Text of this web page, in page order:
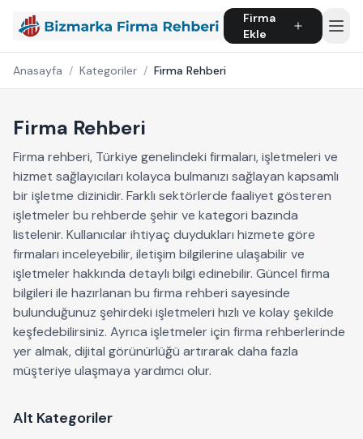
Firma
Ekle
Anasayfa / Kategoriler / Firma Rehberi
Firma Rehberi
Firma rehberi, Türkiye genelindeki firmaları, işletmeleri ve
hizmet sağlayıcıları kolayca bulmanızı sağlayan kapsamlı
bir işletme dizinidir. Farklı sektörlerde faaliyet gösteren
işletmeler bu rehberde şehir ve kategori bazında
listelenir. Kullanıcılar ihtiyaç duydukları hizmete göre
firmaları inceleyebilir, iletişim bilgilerine ulaşabilir ve
işletmeler hakkında detaylı bilgi edinebilir. Güncel firma
bilgileri ile hazırlanan bu firma rehberi sayesinde
bulunduğunuz şehirdeki işletmeleri hızlı ve kolay şekilde
keşfedebilirsiniz. Ayrıca işletmeler için firma rehberlerinde
yer almak, dijital görünürlüğü artırarak daha fazla
müşteriye ulaşmaya yardımcı olur.
Alt Kategoriler